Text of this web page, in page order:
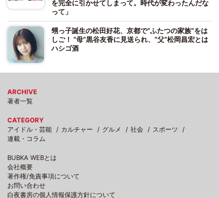
を完全に引かせてしまって。時代が変わったんだな
って」
甥っ子誕生の松田好花、京都で“ふたつの家族”をは
しご！ “母”黒谷友香に見送られ、“父”松岡昌宏とは
ハシゴ酒
ARCHIVE
著者一覧
CATEGORY
アイドル・芸能
カルチャー グルメ 社会
スポーツ
連載・コラム
BUBKA WEBとは
会社概要
著作権/免責事項について
お問い合わせ
白夜書房の個人情報保護方針について